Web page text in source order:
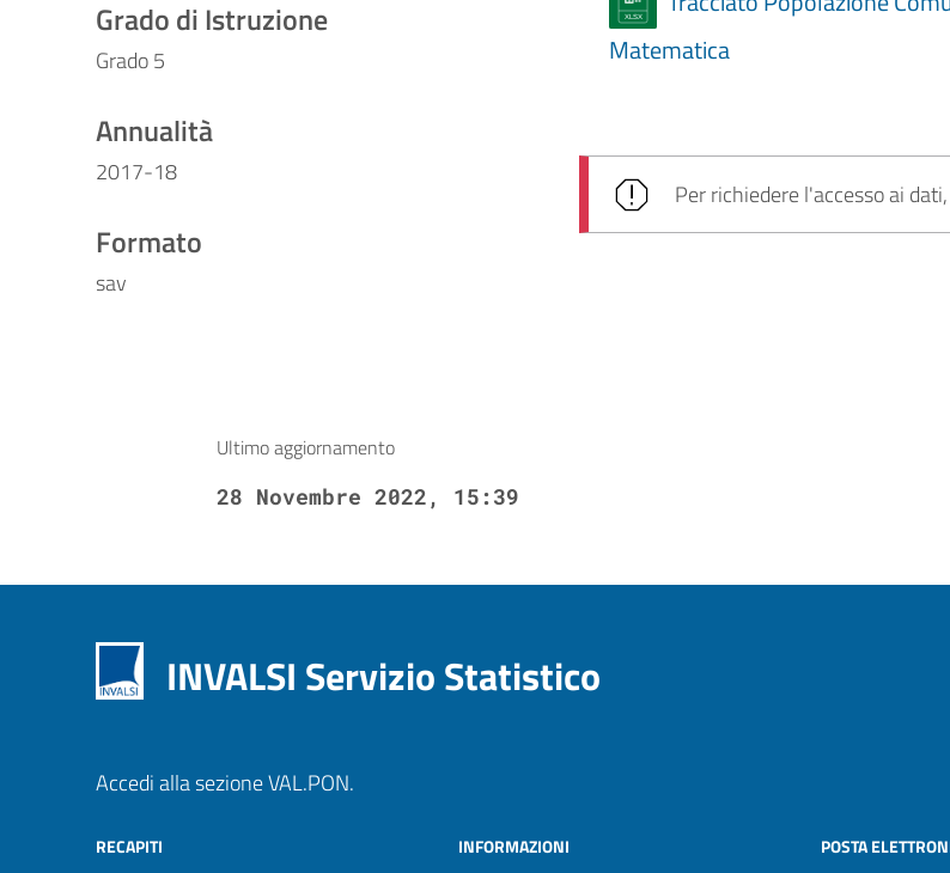
Grado di Istruzione
Grado 5
Annualità
2017-18
Formato
sav
Matematica
Per richiedere l'accesso ai
Ultimo aggiornamento
28 Novembre 2022, 15:39
INVALSI Servizio Statistico
Accedi alla sezione VAL.PON.
RECAPITI INFORMAZIONI POSTA